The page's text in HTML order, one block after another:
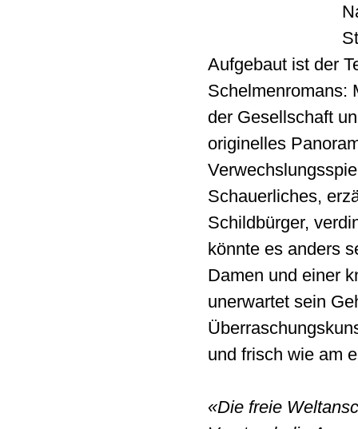
Aufgebaut ist der
Schelmenromans:
der Gesellschaft
originelles
Schauerliches,
Schildbürger,
könnte es anders
Damen und einer
unerwartet sein
und frisch wie am
«Die freie